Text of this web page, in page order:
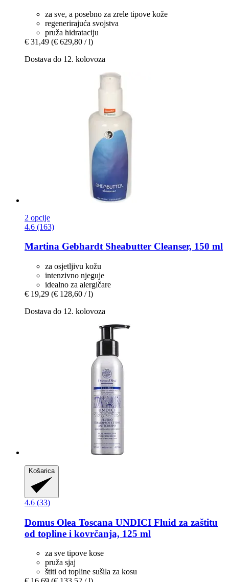
za sve, a posebno za zrele tipove kože
regenerirajuća svojstva
pruža hidrataciju
€ 31,49 (€ 629,80 / l)
Dostava do 12. kolovoza
2 opcije
4.6 (163)
Martina GebhardtSheabutter Cleanser, 150 ml
za osjetljivu kožu
intenzivno njeguje
idealno za alergičare
€ 19,29 (€ 128,60 / l)
Dostava do 12. kolovoza
Košarica
4.6 (33)
Domus Olea Toscana UNDICI Fluid za zaštitu
od topline i kovrčanja, 125 ml
za sve tipove kose
pruža sjaj
štiti od topline sušila za kosu